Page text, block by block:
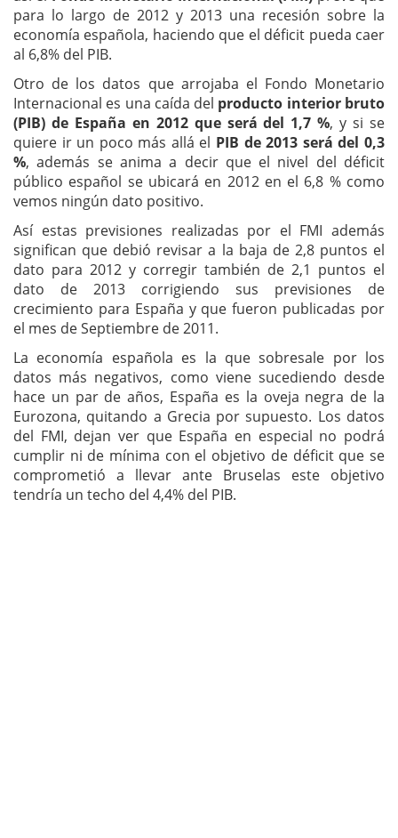
para lo largo de 2012 y 2013 una recesión sobre la
economía española, haciendo que el déficit pueda caer
al 6,8% del PIB.
Otro de los datos que arrojaba el Fondo Monetario
Internacional es una caída del producto interior bruto
(PIB) de España en 2012 que será del 1,7 %, y si se
quiere ir un poco más allá el PIB de 2013 será del 0,3
%, además se anima a decir que el nivel del déficit
público español se ubicará en 2012 en el 6,8 % como
vemos ningún dato positivo.
Así estas previsiones realizadas por el FMI además
significan que debió revisar a la baja de 2,8 puntos el
dato para 2012 y corregir también de 2,1 puntos el
dato de 2013 corrigiendo sus previsiones de
crecimiento para España y que fueron publicadas por
el mes de Septiembre de 2011.
La economía española es la que sobresale por los
datos más negativos, como viene sucediendo desde
hace un par de años, España es la oveja negra de la
Eurozona, quitando a Grecia por supuesto. Los datos
del FMI, dejan ver que España en especial no podrá
cumplir ni de mínima con el objetivo de déficit que se
comprometió a llevar ante Bruselas este objetivo
tendría un techo del 4,4% del PIB.